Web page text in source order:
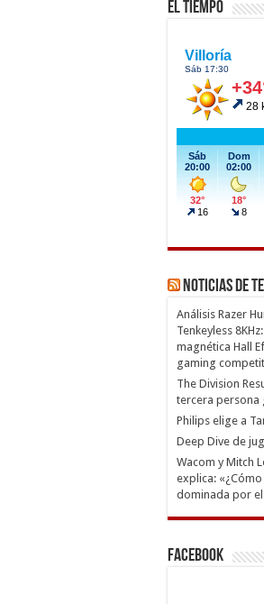
El Tiempo
Noticias de
Análisis Razer
Tenkeyless
magnética Hall
gaming
The Division
tercera persona
Philips elige a
Deep Dive de
Wacom y Mitch
explica:
dominada por
Facebook